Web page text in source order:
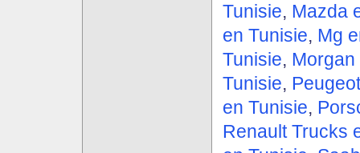
Tunisie, Mazda
en Tunisie, Mg
Tunisie, Morgan
Tunisie,
en Tunisie,
Renault Trucks